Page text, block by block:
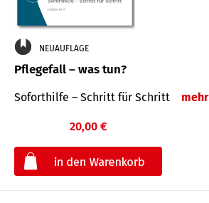
NEUAUFLAGE
Pflegefall – was tun?
Soforthilfe – Schritt für Schritt mehr
20,00 €